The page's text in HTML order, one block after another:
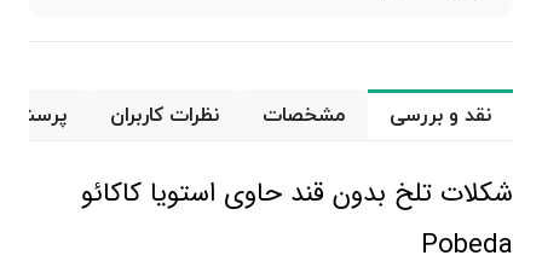
نقد و بررسی مشخصات نظرات کاربران پرسش
​شکلات تلخ بدون قند حاوی استویا کاکائو
Pobeda